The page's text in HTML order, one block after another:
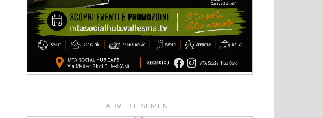
ADVERTISEMENT